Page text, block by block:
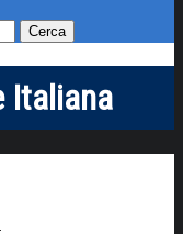
Italiana